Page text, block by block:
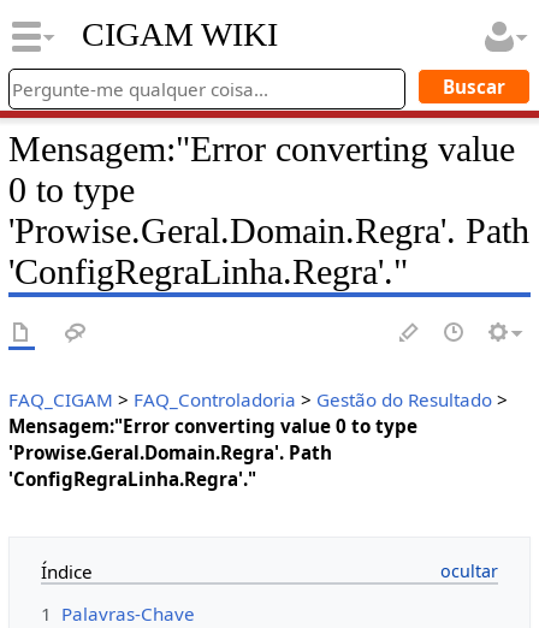
CIGAM WIKI
Mensagem:"Error converting value
0 to type
'Prowise.Geral.Domain.Regra'. Path
'ConfigRegraLinha.Regra'."
FAQ_CIGAM > FAQ_Controladoria > Gestão do Resultado>
Mensagem:"Error converting value 0 to type
'Prowise.Geral.Domain.Regra'. Path
'ConfigRegraLinha.Regra'."
Índice
1 Palavras-Chave